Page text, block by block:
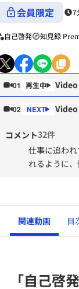
会員限定 7
自己啓発 知見録
01
02
コメント32件
仕事に追わ
れるように
関連動画 目
「自己啓